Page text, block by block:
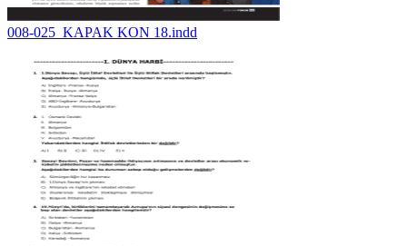
008-025_KAPAK KON 18.indd